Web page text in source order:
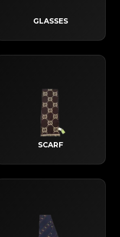
GLASSES
SCARF